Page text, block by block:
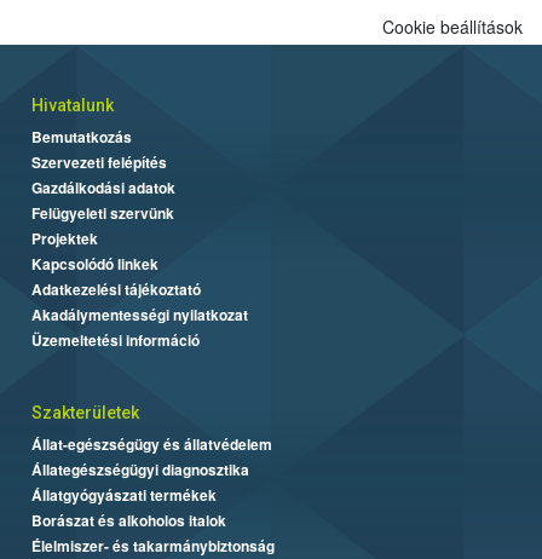
Cookie beállítások
Hivatalunk
Bemutatkozás
Szervezeti felépítés
Gazdálkodási adatok
Felügyeleti szervünk
Projektek
Kapcsolódó linkek
Adatkezelési tájékoztató
Akadálymentességi nyilatkozat
Üzemeltetési információ
Szakterületek
Állat-egészségügy és állatvédelem
Állategészségügyi diagnosztika
Állatgyógyászati termékek
Borászat és alkoholos italok
Élelmiszer- és takarmánybiztonság